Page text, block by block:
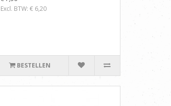
Excl. BTW: € 6,20
BESTELLEN